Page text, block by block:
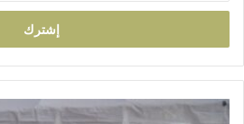
خ
ب
ر
دا